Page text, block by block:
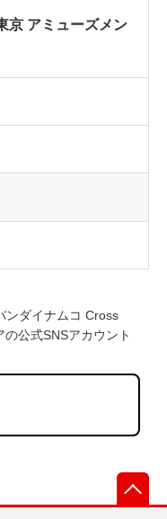
京 アミューズメン
ンダイナムコ Cross
公式SNSアカウント